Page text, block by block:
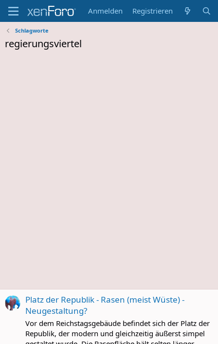
Anmelden Registrieren
Schlagworte
regierungsviertel
Platz der Republik - Rasen (meist Wüste) -
Neugestaltung?
Vor dem Reichstagsgebäude befindet sich der Platz der
Republik, der modern und gleichzeitig äußerst simpel